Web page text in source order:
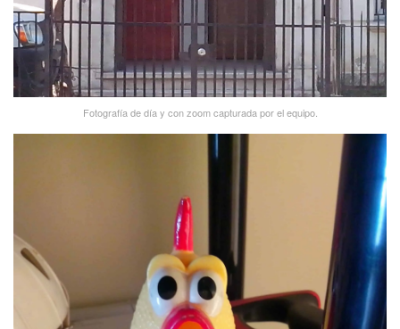
Fotografí­a de dí­a y con zoom capturada por el equipo.